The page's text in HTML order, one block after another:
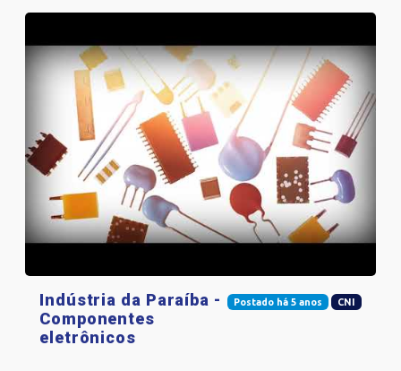
Postado há 5 anos CNI
Indústria da Paraíba -
Componentes
eletrônicos